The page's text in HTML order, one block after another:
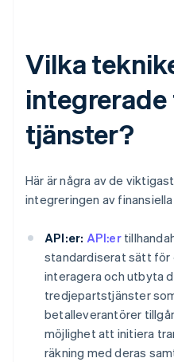
Vilka
integrerade
tjänster?
Här är några av de
integreringen av
API:er: API:er
standardiserat sätt för
interagera och utbyta
tredjepartstjänster
betalleverantörer
möjlighet att initiera
räkning med deras